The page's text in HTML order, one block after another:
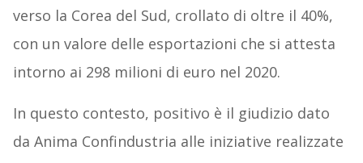
verso la Corea del Sud, crollato di oltre il 40%,
con un valore delle esportazioni che si attesta
intorno ai 298 milioni di euro nel 2020.
In questo contesto, positivo è il giudizio dato
da Anima Confindustria alle iniziative realizzate